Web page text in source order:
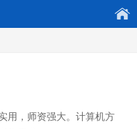
用，师资强大。计算机方